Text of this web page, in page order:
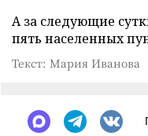
А за следующие
пять населенных
Текст: Мария Иванова